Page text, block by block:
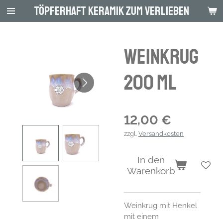
Zum
Hauptinhalt
Töpferhaft Keramik zum Verlieben
Weinkrug
200 ml
12,00 €
zzgl. Versandkosten
In den
Warenkorb
Weinkrug mit Henkel
mit einem